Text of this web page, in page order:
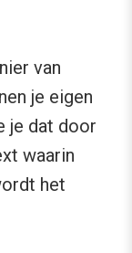
van
je eigen
je dat door
waarin
het